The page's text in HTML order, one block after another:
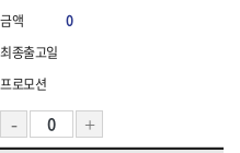
0